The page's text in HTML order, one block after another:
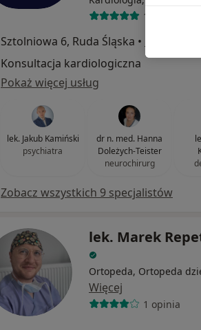
164 opinie
Sztolniowa 6, Ruda Śląska •
Konsultacja kardiologiczna
Pokaż więcej usług
lek. Jakub Kamiński
psychiatra
dr n. med. Hanna
Doleżych-Teister
neurochirurg
Zobacz wszystkich 9 specjalistów
lek. Marek
Ortopeda, Ortopeda
Więcej
1 opinia